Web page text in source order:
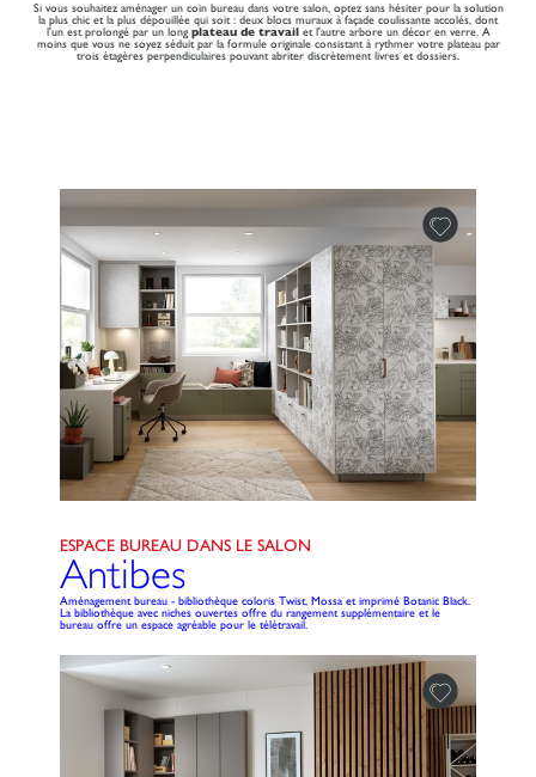
Si vous souhaitez aménager un coin bureau dans votre salon, optez sans hésiter pour la solution
la plus chic et la plus dépouillée qui soit : deux blocs muraux à façade coulissante accolés, dont
l'un est prolongé par un long plateau de travailet l'autre arbore un décor en verre. A
moins que vous ne soyez séduit par la formule originale consistant à rythmer votre plateau par
trois étagères perpendiculaires pouvant abriter discrètement livres et dossiers.
ESPACE BUREAU DANS LE SALON
Antibes
Aménagement bureau - bibliothèque coloris Twist, Mossa et imprimé Botanic Black.
La bibliothèque avec niches ouvertes offre du rangement supplémentaire et le
bureau offre un espace agréable pour le télétravail.